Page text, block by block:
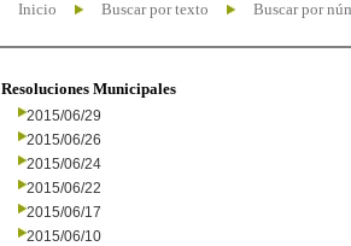
Inicio Buscar por texto Buscar por
Resoluciones Municipales
2015/06/29
2015/06/26
2015/06/24
2015/06/22
2015/06/17
2015/06/10